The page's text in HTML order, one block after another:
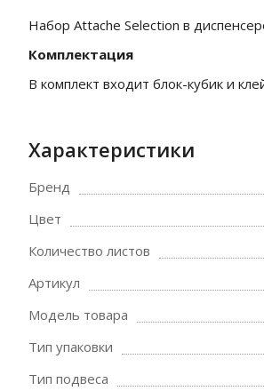
Набор Attache Selection в
Комплектация
В комплект входит блок-кубик и
Характеристики
Бренд
Цвет
Количество листов
Артикул
Модель товара
Тип упаковки
Тип подвеса